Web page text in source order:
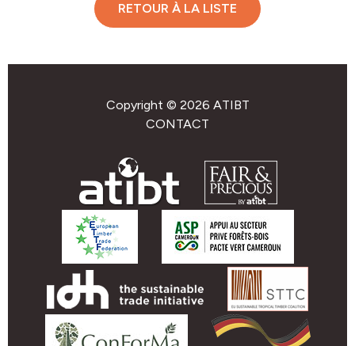
RETOUR À LA LISTE
Copyright © 2026 ATIBT
CONTACT